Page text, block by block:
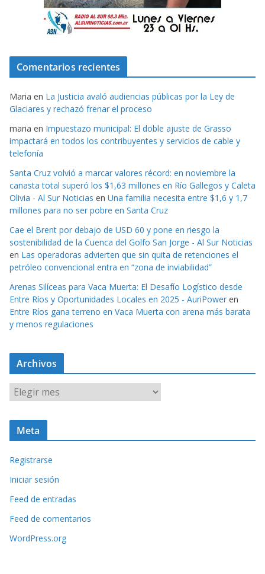
Comentarios recientes
Maria en La Justicia avaló audiencias públicas por la Ley de
Glaciares y rechazó frenar el proceso
maria en Impuestazo municipal: El doble ajuste de Grasso
impactará en todos los contribuyentes y servicios de cable y
telefonía
Santa Cruz volvió a marcar valores récord: en noviembre la
canasta total superó los $1,63 millones en Río Gallegos y Caleta
Olivia - Al Sur Noticias en Una familia necesita entre $1,6 y 1,7
millones para no ser pobre en Santa Cruz
Cae el Brent por debajo de USD 60 y pone en riesgo la
sostenibilidad de la Cuenca del Golfo San Jorge - Al Sur Noticias
en Las operadoras advierten que sin quita de retenciones el
petróleo convencional entra en “zona de inviabilidad”
Arenas Silíceas para Vaca Muerta: El Desafío Logístico desde
Entre Ríos y Oportunidades Locales en 2025 - AuriPower en
Entre Ríos gana terreno en Vaca Muerta con arena más barata
y menos regulaciones
Archivos
r
c
v
o
s
Meta
Registrarse
Iniciar sesión
Feed de entradas
Feed de comentarios
WordPress.org